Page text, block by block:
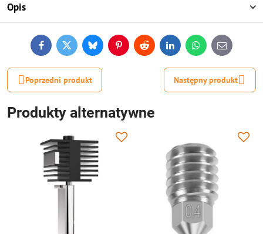
Opis
FacebookTwitterBlueskyPinterestReddit LinkedInWhatsApp
E-
mail
Poprzedni produkt Następny produkt
Produkty alternatywne